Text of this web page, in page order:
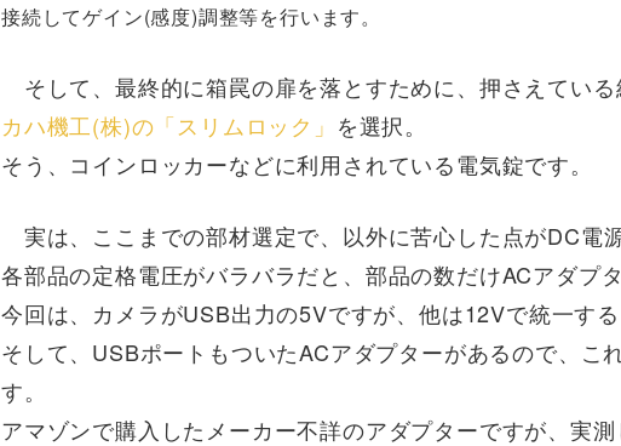
接続してゲイン(感度)調整等を行います。
そして、最終的に箱罠の扉を落とすために、押さえてい
カハ機工(株)の「スリムロック」 を選択。
そう、コインロッカーなどに利用されている電気錠です。
実は、ここまでの部材選定で、以外に苦心した点がDC電源
各部品の定格電圧がバラバラだと、部品の数だけACアダプ
今回は、カメラがUSB出力の5Vですが、他は12Vで統一する
そして、USBポートもついたACアダプターがあるので、こ
す。
アマゾンで購入したメーカー不詳のアダプターですが、実